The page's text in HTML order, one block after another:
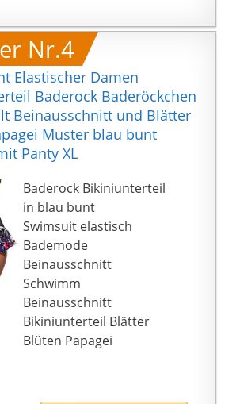
Nr.4
Elastischer Damen
Baderock Baderöckchen
Beinausschnitt und Blätter
Muster blau bunt
Panty XL
Baderock Bikiniunterteil
in blau bunt
Swimsuit elastisch
Bademode
Beinausschnitt
Schwimm
Beinausschnitt
Bikiniunterteil Blätter
Blüten Papagei